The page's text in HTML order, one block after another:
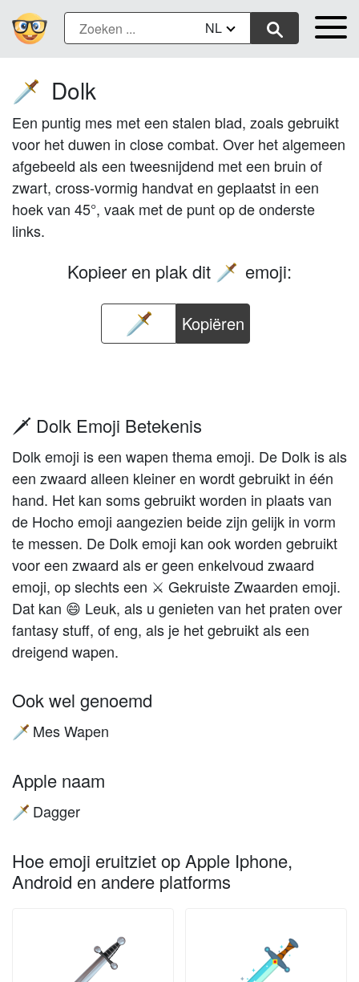
NL
🗡️ Dolk
Een puntig mes met een stalen blad, zoals gebruikt
voor het duwen in close combat. Over het algemeen
afgebeeld als een tweesnijdend met een bruin of
zwart, cross-vormig handvat en geplaatst in een
hoek van 45°, vaak met de punt op de onderste
links.
Kopieer en plak dit 🗡️ emoji:
Kopiëren
🗡️ Dolk Emoji Betekenis
Dolk emoji is een wapen thema emoji. De Dolk is als
een zwaard alleen kleiner en wordt gebruikt in één
hand. Het kan soms gebruikt worden in plaats van
de Hocho emoji aangezien beide zijn gelijk in vorm
te messen. De Dolk emoji kan ook worden gebruikt
voor een zwaard als er geen enkelvoud zwaard
emoji, op slechts een ⚔️ Gekruiste Zwaarden emoji.
Dat kan 😄 Leuk, als u genieten van het praten over
fantasy stuff, of eng, als je het gebruikt als een
dreigend wapen.
Ook wel genoemd
🗡️ Mes Wapen
Apple naam
🗡️ Dagger
Hoe emoji eruitziet op Apple Iphone,
Android en andere platforms